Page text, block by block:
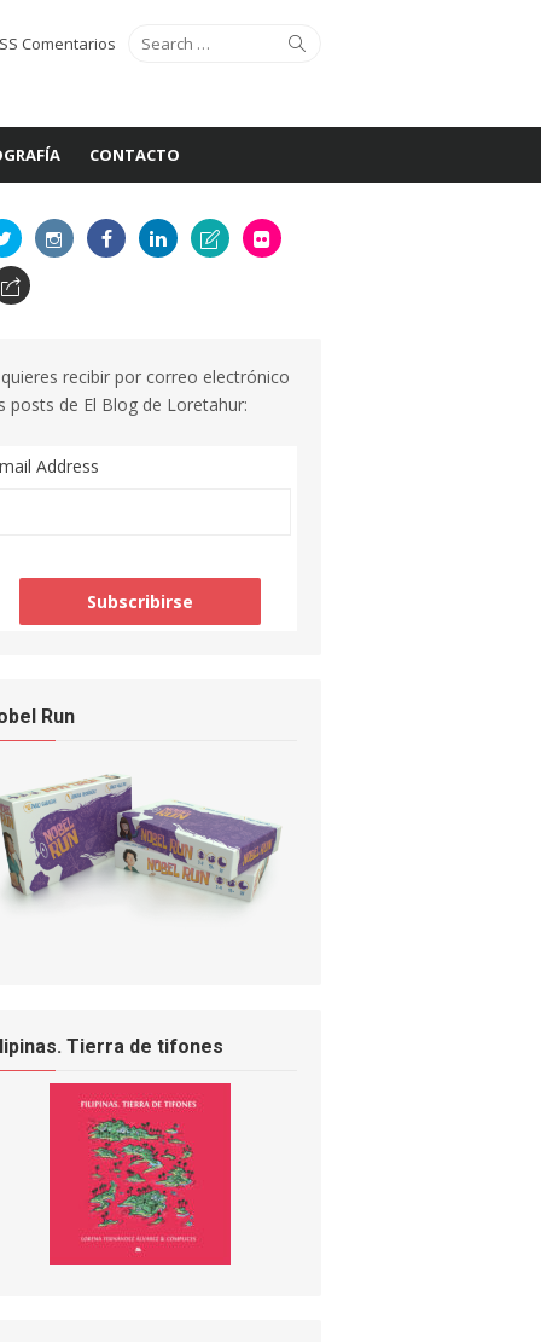
Search
for:
Comentarios
CONTACTO
recibir por correo electrónico
posts de El Blog de Loretahur:
Address
Run
Tierra de tifones